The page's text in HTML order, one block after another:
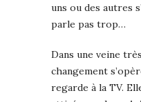
uns ou des autres
parle pas trop…
Dans une veine
changement
regarde à la TV.